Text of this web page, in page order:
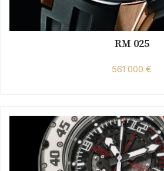
RM 025
561 000 €